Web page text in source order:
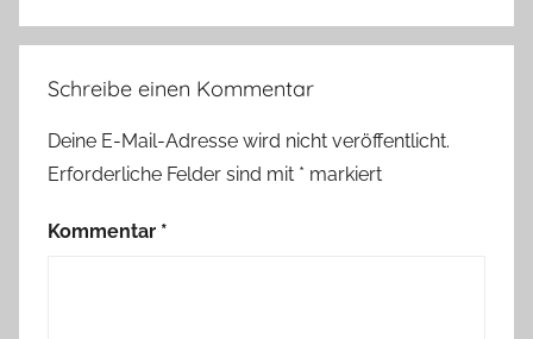
Schreibe einen Kommentar
Deine E-Mail-Adresse wird nicht veröffentlicht.
Erforderliche Felder sind mit * markiert
Kommentar *